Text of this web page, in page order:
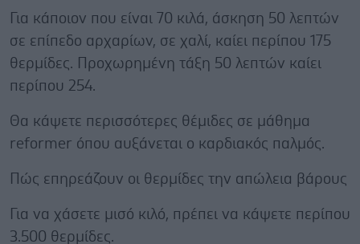
Για κάποιον που είναι 70 κιλά, άσκηση 50 λεπτών
σε επίπεδο αρχαρίων, σε χαλί, καίει περίπου 175
θερμίδες. Προχωρημένη τάξη 50 λεπτών καίει
περίπου 254.
Θα κάψετε περισσότερες θέμιδες σε μάθημα
reformer όπου αυξάνεται ο καρδιακός παλμός.
Πώς επηρεάζουν οι θερμίδες την απώλεια βάρους
Για να χάσετε μισό κιλό, πρέπει να κάψετε περίπου
3.500 θερμίδες.